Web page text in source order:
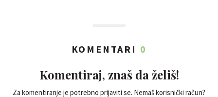
KOMENTARI 0
Komentiraj, znaš da želiš!
Za komentiranje je potrebno prijaviti se. Nemaš korisnički račun?